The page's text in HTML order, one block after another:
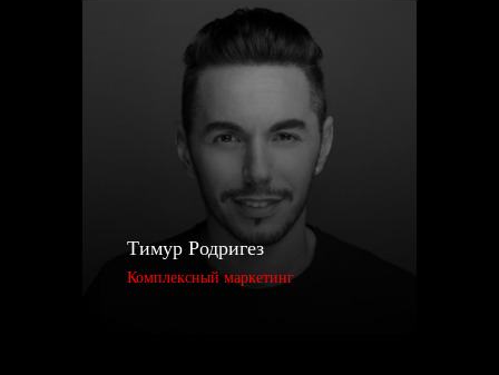
Тимур Родригез
Комплексный маркетинг